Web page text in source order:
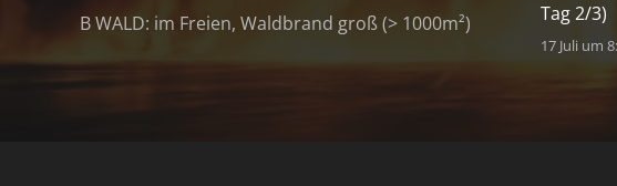
B WALD: im Freien, Waldbrand groß (> 1000m²)
Tag 2/3)
17 Juli um